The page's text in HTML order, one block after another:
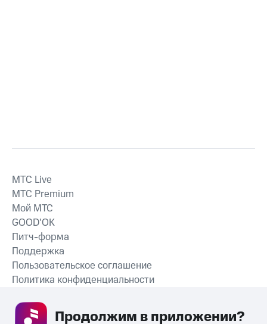
СКАЧАТЬ ПРИЛОЖЕНИЕ
MTС Live
MTС Premium
Мой МТС
GOOD’OK
Питч-форма
Поддержка
Пользовательское соглашение
Политика конфиденциальности